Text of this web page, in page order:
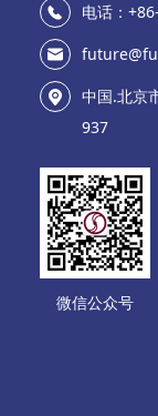
电话：
中国.北京
937
微信公众号